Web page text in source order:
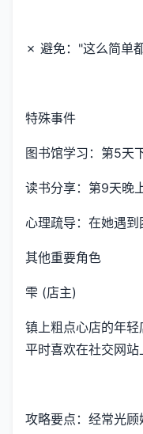
✗ 避免："这么简单
特殊事件
图书馆学习：第5天
读书分享：第9天晚
心理疏导：在她遇
其他重要角色
雫 (店主)
镇上粗点心店的年轻
平时喜欢在社交网站
攻略要点：经常光